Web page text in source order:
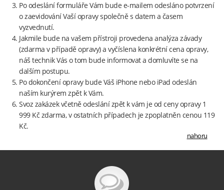
Po odeslání formuláře Vám bude e-mailem odesláno potvrzení
o zaevidování Vaší opravy společně s datem a časem
vyzvednutí.
Jakmile bude na vašem přístroji provedena analýza závady
(zdarma v případě opravy) a vyčíslena konkrétní cena opravy,
náš technik Vás o tom bude informovat a domluvíte se na
dalším postupu.
Po dokončení opravy bude Váš iPhone nebo iPad odeslán
naším kurýrem zpět k Vám.
Svoz zakázek včetně odeslání zpět k vám je od ceny opravy 1
999 Kč zdarma, v ostatních případech je zpoplatněn cenou 119
Kč.
nahoru